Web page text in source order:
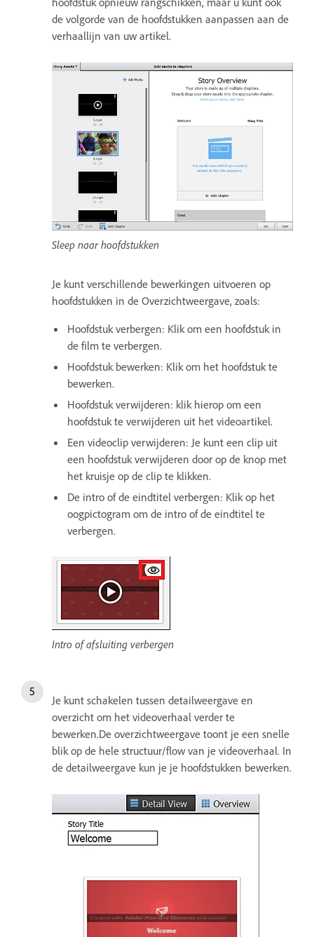
de volgorde van de hoofdstukken aanpassen aan de
verhaallijn van uw artikel.
Sleep naar hoofdstukken
Je kunt verschillende bewerkingen uitvoeren op
hoofdstukken in de Overzichtweergave, zoals:
Hoofdstuk verbergen: Klik om een hoofdstuk in
de film te verbergen.
Hoofdstuk bewerken: Klik om het hoofdstuk te
bewerken.
Hoofdstuk verwijderen: klik hierop om een
hoofdstuk te verwijderen uit het videoartikel.
Een videoclip verwijderen: Je kunt een clip uit
een hoofdstuk verwijderen door op de knop met
het kruisje op de clip te klikken.
De intro of de eindtitel verbergen: Klik op het
oogpictogram om de intro of de eindtitel te
verbergen.
Intro of afsluiting verbergen
Je kunt schakelen tussen detailweergave en
overzicht om het videoverhaal verder te
bewerken.De overzichtweergave toont je een snelle
blik op de hele structuur/flow van je videoverhaal. In
de detailweergave kun je je hoofdstukken bewerken.